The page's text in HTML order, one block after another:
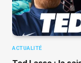
ACTUALITÉ